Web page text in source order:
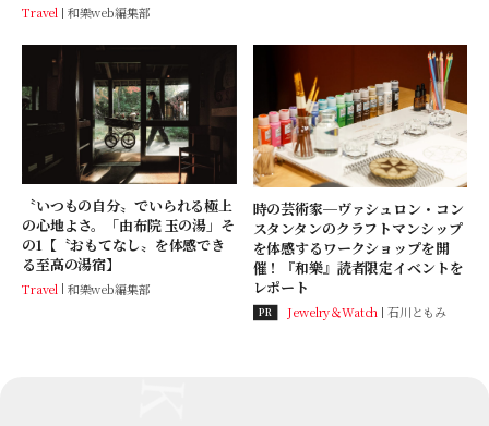
Travel 和樂web編集部
〝いつもの自分〟でいられる極上
の心地よさ。「由布院 玉の湯」そ
の1【〝おもてなし〟を体感でき
る至高の湯宿】
Travel 和樂web編集部
時の芸術家─ヴァシュロン・コン
スタンタンのクラフトマンシップ
を体感するワークショップを開
催！『和樂』読者限定イベントを
レポート
PR Jewelry＆Watch 石川ともみ